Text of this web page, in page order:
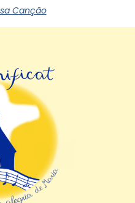
Canção